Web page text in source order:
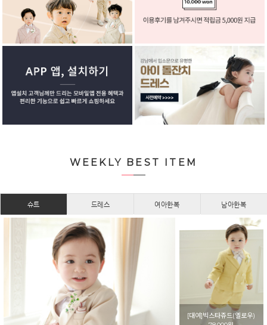
WEEKLY BEST ITEM
슈트 드레스 여아한복 남아한복
[대여]빅스타쥬드(옐로우)